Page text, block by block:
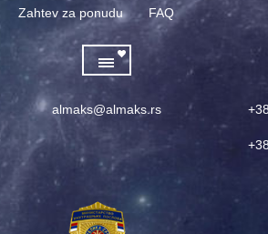
Zahtev za ponudu
FAQ
almaks@almaks.rs